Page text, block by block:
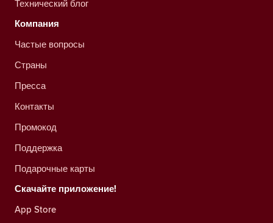
Технический блог
Компания
Частые вопросы
Страны
Пресса
Контакты
Промокод
Поддержка
Подарочные карты
Скачайте приложение!
App Store